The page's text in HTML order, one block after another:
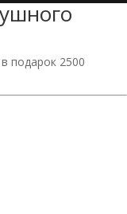
подарок 2500